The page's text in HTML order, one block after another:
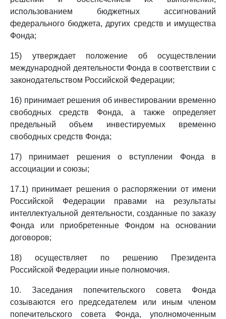
использованием бюджетных ассигнований
федерального бюджета, других средств и имущества
Фонда;
15) утверждает положение об осуществлении
международной деятельности Фонда в соответствии с
законодательством Российской Федерации;
16) принимает решения об инвестировании временно
свободных средств Фонда, а также определяет
предельный объем инвестируемых временно
свободных средств Фонда;
17) принимает решения о вступлении Фонда в
ассоциации и союзы;
17.1) принимает решения о распоряжении от имени
Российской Федерации правами на результаты
интеллектуальной деятельности, созданные по заказу
Фонда или приобретенные Фондом на основании
договоров;
18) осуществляет по решению Президента
Российской Федерации иные полномочия.
10. Заседания попечительского совета Фонда
созываются его председателем или иным членом
попечительского совета Фонда, уполномоченным